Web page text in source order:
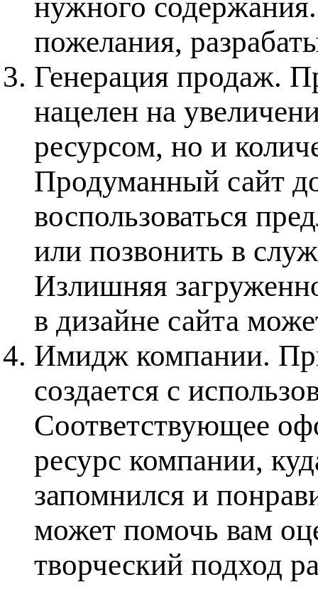
пожелания,
Генерация продаж.
нацелен на
ресурсом, но и
Продуманный сайт
воспользоваться
или позвонить в
Излишняя
в дизайне сайта
Имидж компании.
создается с
Соответствующее
ресурс компании,
запомнился и
может помочь вам
творческий подход